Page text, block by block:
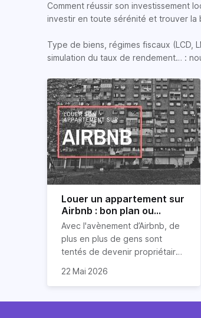
Comment réussir son investissement
investir en toute sérénité et trouver la
Type de biens, régimes fiscaux (LCD,
simulation du taux de rendement… :
Louer un appartement sur
Airbnb : bon plan ou
mauvaise idée
Avec l'avènement d’Airbnb, de
plus en plus de gens sont
tentés de devenir propriétaires
Paris qui sont des meublés
22 Mai 2026